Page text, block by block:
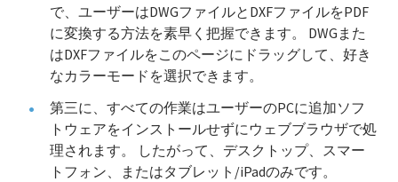
で、ユーザーはDWGファイルとDXFファイルをPDF
に変換する方法を素早く把握できます。 DWGまた
はDXFファイルをこのページにドラッグして、好き
なカラーモードを選択できます。
第三に、すべての作業はユーザーのPCに追加ソフ
トウェアをインストールせずにウェブブラウザで処
理されます。 したがって、デスクトップ、スマー
トフォン、またはタブレット/iPadのみです。